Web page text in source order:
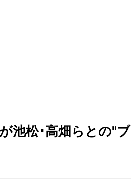
池松･高畑らとの"ブ